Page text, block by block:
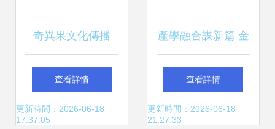
奇異果文化傳播
（上海）的文化與
技術服務融合之道
查看詳情
更新時間：2026-06-18
17:37:05
產學融合謀新篇 金
融科技學院赴阿里
巴巴上海總部開展
查看詳情
更新時間：2026-06-18
21:27:33